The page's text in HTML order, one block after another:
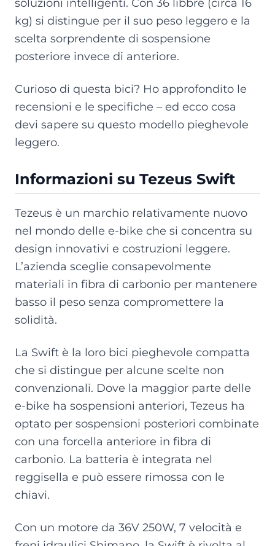
soluzioni intelligenti. Con 36 libbre (circa 16
kg) si distingue per il suo peso leggero e la
scelta sorprendente di sospensione
posteriore invece di anteriore.
Curioso di questa bici? Ho approfondito le
recensioni e le specifiche – ed ecco cosa
devi sapere su questo modello pieghevole
leggero.
Informazioni su Tezeus Swift
Tezeus è un marchio relativamente nuovo
nel mondo delle e-bike che si concentra su
design innovativi e costruzioni leggere.
L’azienda sceglie consapevolmente
materiali in fibra di carbonio per mantenere
basso il peso senza compromettere la
solidità.
La Swift è la loro bici pieghevole compatta
che si distingue per alcune scelte non
convenzionali. Dove la maggior parte delle
e-bike ha sospensioni anteriori, Tezeus ha
optato per sospensioni posteriori combinate
con una forcella anteriore in fibra di
carbonio. La batteria è integrata nel
reggisella e può essere rimossa con le
chiavi.
Con un motore da 36V 250W, 7 velocità e